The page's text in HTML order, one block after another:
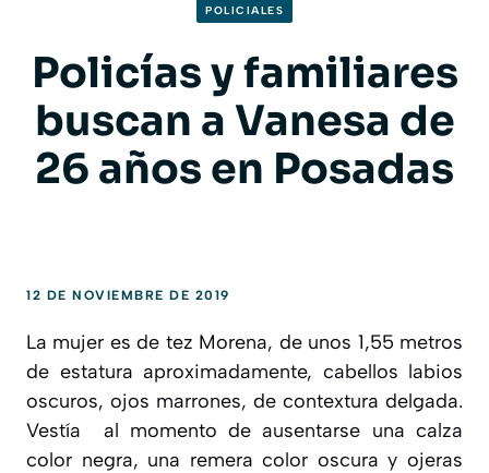
POLICIALES
Policías y familiares
buscan a Vanesa de
26 años en Posadas
12 DE NOVIEMBRE DE 2019
La mujer es de tez Morena, de unos 1,55 metros
de estatura aproximadamente, cabellos labios
oscuros, ojos marrones, de contextura delgada.
Vestía al momento de ausentarse una calza
color negra, una remera color oscura y ojeras